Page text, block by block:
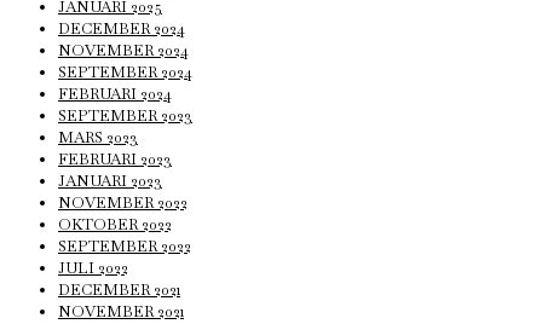
JANUARI 2025
DECEMBER 2024
NOVEMBER 2024
SEPTEMBER 2024
FEBRUARI 2024
SEPTEMBER 2023
MARS 2023
FEBRUARI 2023
JANUARI 2023
NOVEMBER 2022
OKTOBER 2022
SEPTEMBER 2022
JULI 2022
DECEMBER 2021
NOVEMBER 2021